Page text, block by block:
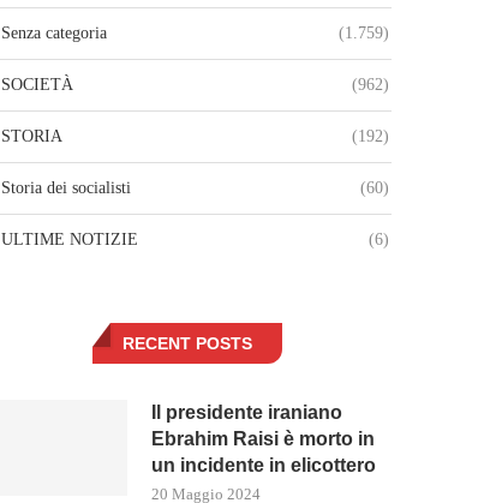
Senza categoria (1.759)
SOCIETÀ (962)
STORIA (192)
Storia dei socialisti (60)
ULTIME NOTIZIE (6)
RECENT POSTS
Il presidente iraniano
Ebrahim Raisi è morto in
un incidente in elicottero
20 Maggio 2024